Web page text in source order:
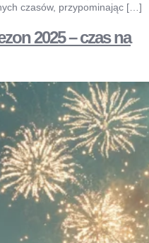
czasów, przypominając […]
2025 – czas na